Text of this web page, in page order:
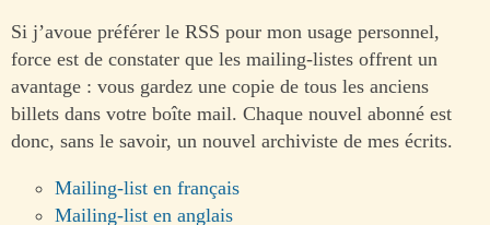
Si j’avoue préférer le RSS pour mon usage personnel,
force est de constater que les mailing-listes offrent un
avantage : vous gardez une copie de tous les anciens
billets dans votre boîte mail. Chaque nouvel abonné est
donc, sans le savoir, un nouvel archiviste de mes écrits.
Mailing-list en français
Mailing-list en anglais